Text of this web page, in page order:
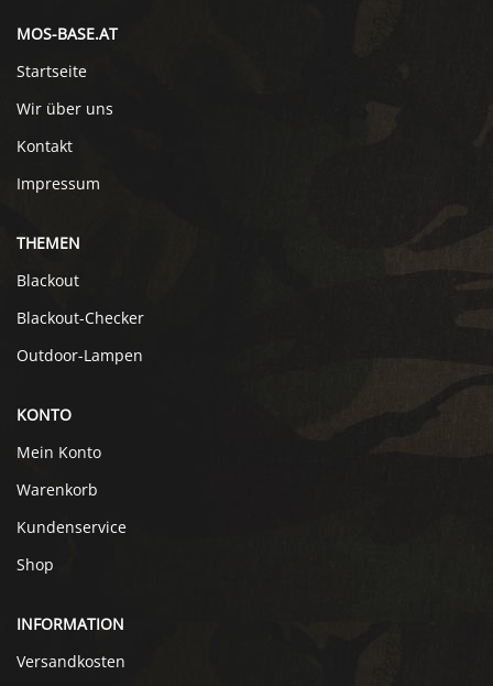
MOS-BASE.AT
Startseite
Wir über uns
Kontakt
Impressum
THEMEN
Blackout
Blackout-Checker
Outdoor-Lampen
KONTO
Mein Konto
Warenkorb
Kundenservice
Shop
INFORMATION
Versandkosten